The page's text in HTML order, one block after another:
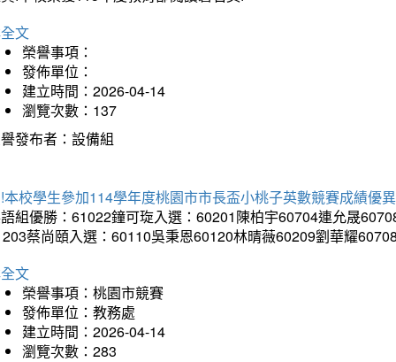
文
榮譽事項：
發佈單位：
建立時間：2026-04-14
瀏覽次數：137
發布者：設備組
本校學生參加114學年度桃園市市長盃小桃子英數競賽成績優
組優勝：61022鐘可琁入選：60201陳柏宇60704連允晟
蔡尚頤入選：60110吳秉恩60120林晴薇60209劉華耀
文
榮譽事項：桃園市競賽
發佈單位：教務處
建立時間：2026-04-14
瀏覽次數：283